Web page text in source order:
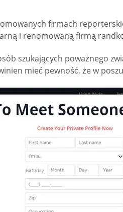
firmach
i renomowaną firmą
szukających poważnego
mieć pewność, że w